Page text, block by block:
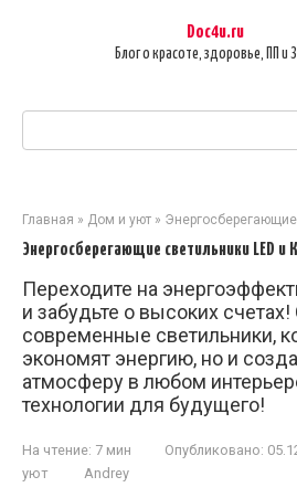
Doc4u.ru
Блог о красоте, здоровье, ПП и
Главная » Дом и уют »
Энергосберегающие светильники LED и
Переходите на
и забудьте о высоких
современные светильники,
экономят энергию, но и
атмосферу в любом
технологии для будущего!
На чтение: 7 мин Опубликовано:
уют
Andrey